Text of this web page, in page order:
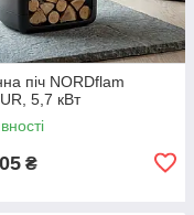
піч NORDflam
5,7 кВт
₴